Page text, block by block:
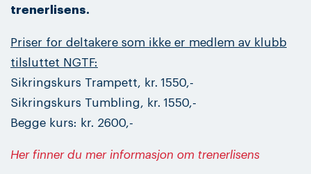
trenerlisens.
Priser for deltakere som ikke er medlem av klubb
tilsluttet NGTF:
Sikringskurs Trampett, kr. 1550,-
Sikringskurs Tumbling, kr. 1550,-
Begge kurs: kr. 2600,-
Her finner du mer informasjon om trenerlisens